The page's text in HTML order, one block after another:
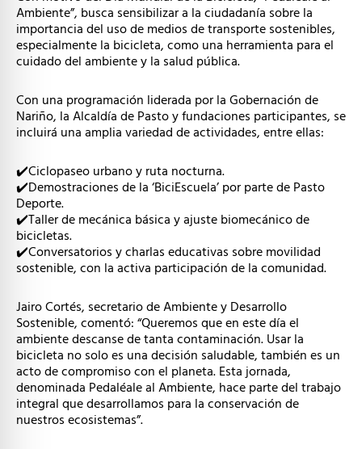
Ambiente”, busca sensibilizar a la ciudadanía sobre la
importancia del uso de medios de transporte sostenibles,
especialmente la bicicleta, como una herramienta para el
cuidado del ambiente y la salud pública.
Con una programación liderada por la Gobernación de
Nariño, la Alcaldía de Pasto y fundaciones participantes, se
incluirá una amplia variedad de actividades, entre ellas:
✔️Ciclopaseo urbano y ruta nocturna.
✔️Demostraciones de la ‘BiciEscuela’ por parte de Pasto
Deporte.
✔️Taller de mecánica básica y ajuste biomecánico de
bicicletas.
✔️Conversatorios y charlas educativas sobre movilidad
sostenible, con la activa participación de la comunidad.
Jairo Cortés, secretario de Ambiente y Desarrollo
Sostenible, comentó: “Queremos que en este día el
ambiente descanse de tanta contaminación. Usar la
bicicleta no solo es una decisión saludable, también es un
acto de compromiso con el planeta. Esta jornada,
denominada Pedaléale al Ambiente, hace parte del trabajo
integral que desarrollamos para la conservación de
nuestros ecosistemas”.